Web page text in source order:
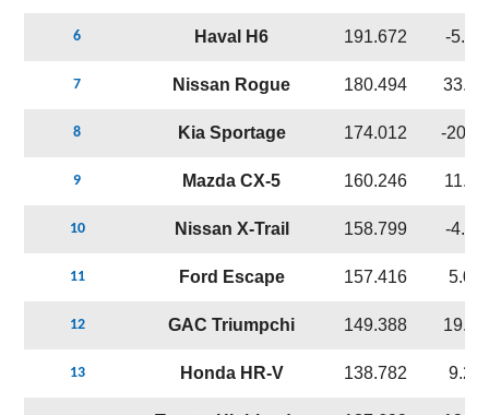
6 Haval H6 191.672 -
7 Nissan Rogue 180.494
8 Kia Sportage 174.012 -
9 Mazda CX-5 160.246
10 Nissan X-Trail 158.799 -
11 Ford Escape 157.416 5.0%
12 GAC Triumpchi 149.388
13 Honda HR-V 138.782 9.2%